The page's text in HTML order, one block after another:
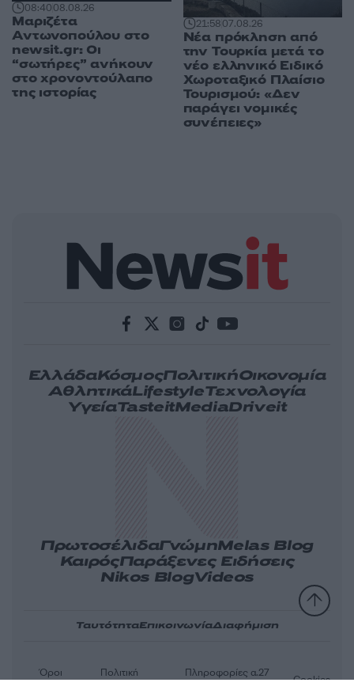
08:4008.08.26
Μαριζέτα
Αντωνοπούλου στο
newsit.gr: Οι
“σωτήρες” ανήκουν
στο χρονοντούλαπο
της ιστορίας
21:5807.08.26
Νέα πρόκληση από
την Τουρκία μετά το
νέο ελληνικό Ειδικό
Χωροταξικό Πλαίσιο
Τουρισμού: «Δεν
παράγει νομικές
συνέπειες»
ΕλλάδαΚόσμοςΠολιτικήΟικονομία
ΑθλητικάLifestyleΤεχνολογία
ΥγείαTasteitMediaDriveit
ΠρωτοσέλιδαΓνώμηMelas Blog
ΚαιρόςΠαράξενες Ειδήσεις
Nikos BlogVideos
ΤαυτότηταΕπικοινωνίαΔιαφήμιση
Όροι
Πολιτική
Πληροφορίες α.27
Cookies